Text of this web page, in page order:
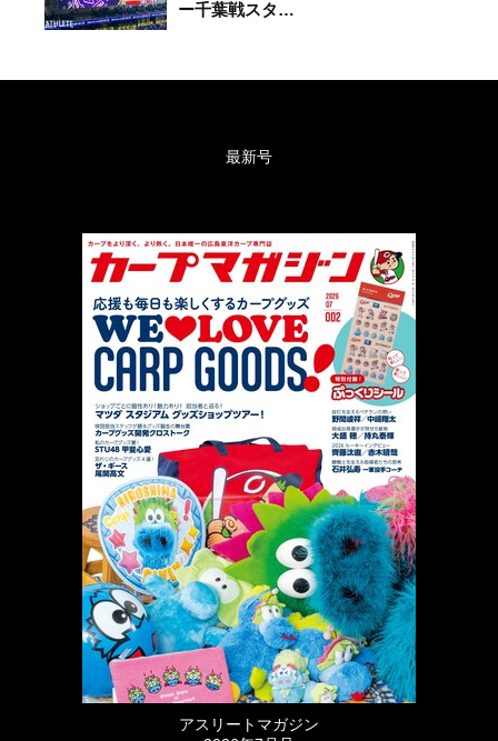
ー千葉戦スタ…
最新号
アスリートマガジン